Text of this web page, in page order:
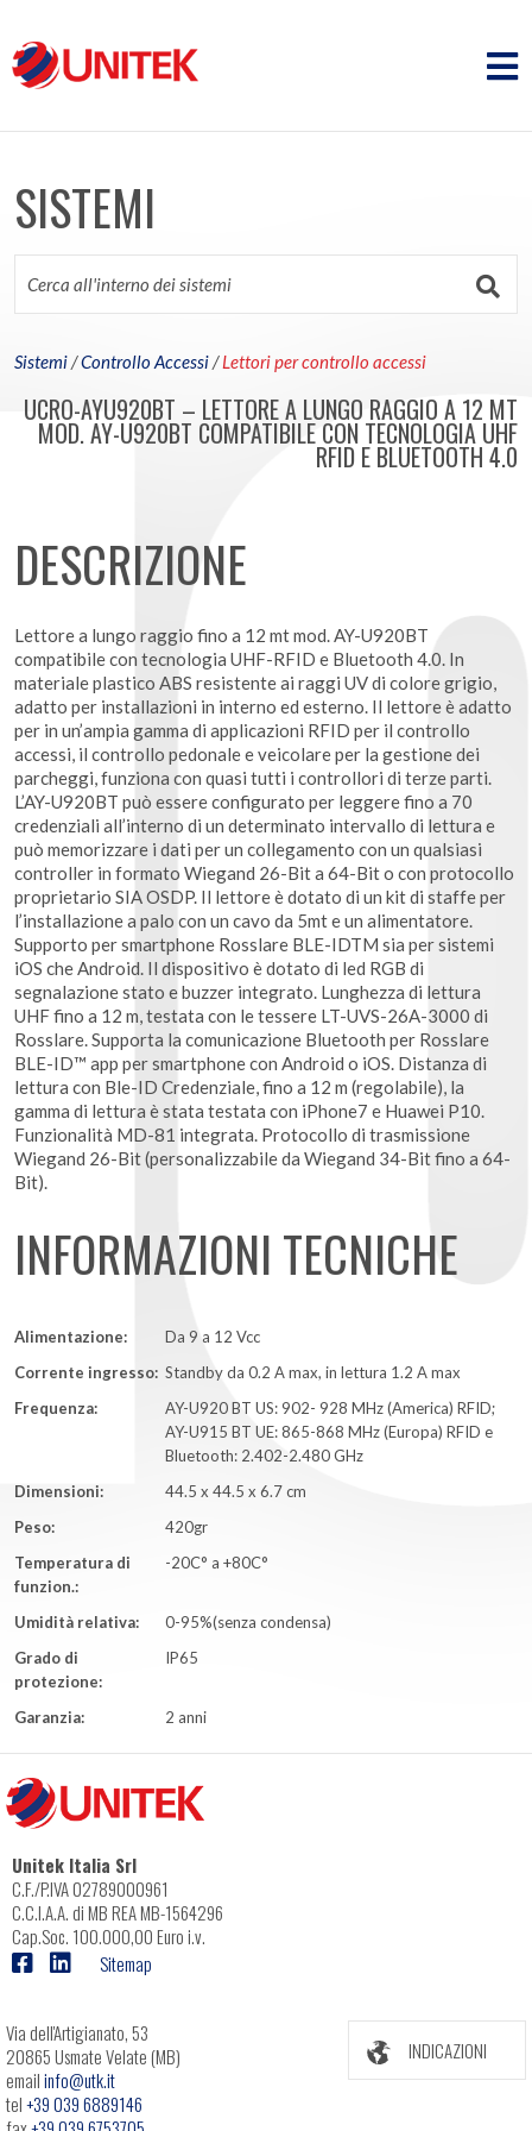
SISTEMI
Sistemi/Controllo Accessi/Lettori per controllo accessi
UCRO-AYU920BT – LETTORE A LUNGO RAGGIO A 12 MT
MOD. AY-U920BT COMPATIBILE CON TECNOLOGIA UHF
RFID E BLUETOOTH 4.0
DESCRIZIONE
Lettore a lungo raggio fino a 12 mt mod. AY-U920BT
compatibile con tecnologia UHF-RFID e Bluetooth 4.0. In
materiale plastico ABS resistente ai raggi UV di colore grigio,
adatto per installazioni in interno ed esterno. Il lettore è adatto
per in un’ampia gamma di applicazioni RFID per il controllo
accessi, il controllo pedonale e veicolare per la gestione dei
parcheggi, funziona con quasi tutti i controllori di terze parti.
L’AY-U920BT può essere configurato per leggere fino a 70
credenziali all’interno di un determinato intervallo di lettura e
può memorizzare i dati per un collegamento con un qualsiasi
controller in formato Wiegand 26-Bit a 64-Bit o con protocollo
proprietario SIA OSDP. Il lettore è dotato di un kit di staffe per
l’installazione a palo con un cavo da 5mt e un alimentatore.
Supporto per smartphone Rosslare BLE-IDTM sia per sistemi
iOS che Android. Il dispositivo è dotato di led RGB di
segnalazione stato e buzzer integrato. Lunghezza di lettura
UHF fino a 12 m, testata con le tessere LT-UVS-26A-3000 di
Rosslare. Supporta la comunicazione Bluetooth per Rosslare
BLE-ID™ app per smartphone con Android o iOS. Distanza di
lettura con Ble-ID Credenziale, fino a 12 m (regolabile), la
gamma di lettura è stata testata con iPhone7 e Huawei P10.
Funzionalità MD-81 integrata. Protocollo di trasmissione
Wiegand 26-Bit (personalizzabile da Wiegand 34-Bit fino a 64-
Bit).
INFORMAZIONI TECNICHE
Alimentazione:
Da 9 a 12 Vcc
Corrente ingresso: Standby da 0.2 A max, in lettura 1.2 A max
Frequenza:
AY-U920 BT US: 902- 928 MHz (America) RFID;
AY-U915 BT UE: 865-868 MHz (Europa) RFID e
Bluetooth: 2.402-2.480 GHz
Dimensioni:
44.5 x 44.5 x 6.7 cm
Peso:
420gr
Temperatura di
funzion.:
-20C° a +80C°
Umidità relativa:
0-95%(senza condensa)
Grado di
protezione:
IP65
Garanzia: 2 anni
Unitek Italia Srl
C.F./P.IVA 02789000961
C.C.I.A.A. di MB REA MB-1564296
Cap.Soc. 100.000,00 Euro i.v.
Sitemap
Via dell'Artigianato, 53
20865 Usmate Velate (MB)
emailinfo@utk.it
tel+39 039 6889146
INDICAZIONI